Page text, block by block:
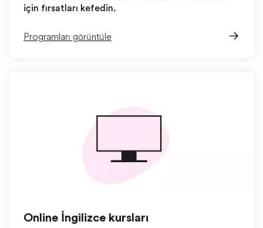
için fırsatları keşfedin.
Programları görüntüle
Online İngilizce kursları